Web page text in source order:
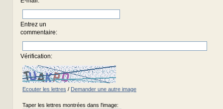
Entrez un
commentaire:
Vérification:
Ecouter les lettres / Demander une autre image
Taper les lettres montrées dans l'image: